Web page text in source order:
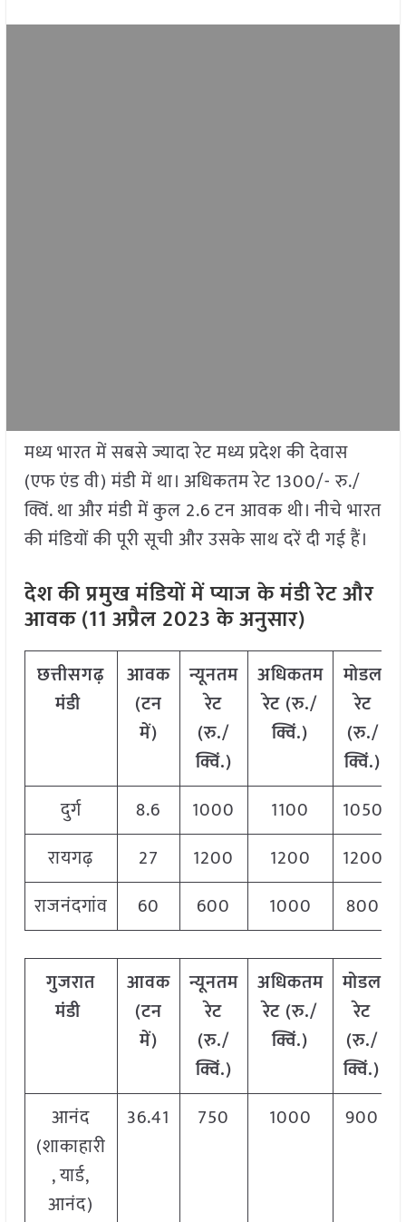
मध्य भारत में सबसे ज्यादा रेट मध्य प्रदेश की देवास
(एफ एंड वी) मंडी में था। अधिकतम रेट 1300/- रु./
क्विं. था और मंडी में कुल 2.6 टन आवक थी। नीचे भारत
की मंडियों की पूरी सूची और उसके साथ दरें दी गई हैं।
देश की प्रमुख मंडियों में प्याजके मंडी रेट और
आवक (11 अप्रैल 2023 के अनुसार)
छत्तीसगढ़
मंडी
आवक
(टन
में)
न्यूनतम
रेट
(रु./
क्विं.)
अधिकतम
रेट (रु./
क्विं.)
मोडल
रेट
(रु./
क्विं.)
दुर्ग
8.6 1000 1100
1050
रायगढ़
27 1200 1200
1200
राजनंदगांव
60 600 1000 800
गुजरात
मंडी
आवक
(टन
में)
न्यूनतम
रेट
(रु./
क्विं.)
अधिकतम
रेट (रु./
क्विं.)
मोडल
रेट
(रु./
क्विं.)
आनंद
(शाकाहारी
, यार्ड,
आनंद)
36.41 750 1000 900